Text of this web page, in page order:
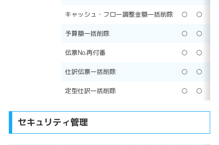
キャッシュ・フロー調整金額一括削除 ○ ○
予算額一括削除 ○ ○
伝票No.再付番 ○ ○
仕訳伝票一括削除 ○ ○
定型仕訳一括削除 ○ ○
セキュリティ管理